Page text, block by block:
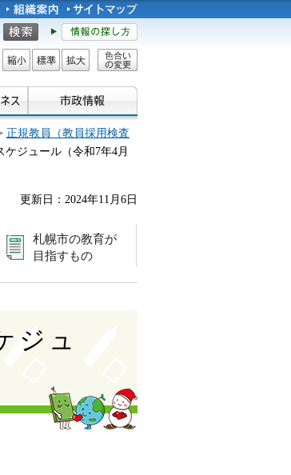
文字サイズ
縮小 標準 拡大
色合い
正規教員（教員採用検査
ジュール（令和7年4月
更新日：2024年11月6日
札幌市の教育が
目指すもの
ジュ